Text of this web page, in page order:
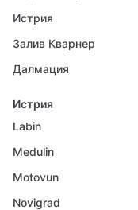
Истрия
Залив Кварнер
Далмация
Истрия
Labin
Medulin
Motovun
Novigrad